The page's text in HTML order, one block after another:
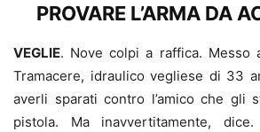
PROVARE L’ARMA DA
VEGLIE. Nove colpi a raffica. Messo
Tramacere, idraulico vegliese di 33
averli sparati contro l’amico che gli
pistola. Ma inavvertitamente,